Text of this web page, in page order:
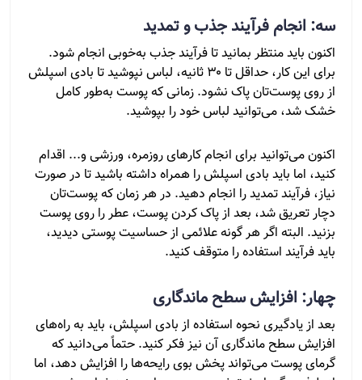
سه: انجام فرآیند جذب و تمدید
اکنون باید منتظر بمانید تا فرآیند جذب به‌خوبی انجام شود.
برای این کار، حداقل تا ۳۰ ثانیه، لباس نپوشید تا بادی اسپلش
از روی پوست‌تان پاک نشود. زمانی که پوست به‌طور کامل
خشک شد، می‌توانید لباس خود را بپوشید.
اکنون می‌توانید برای انجام کارهای روزمره، ورزشی و... اقدام
کنید، اما باید بادی اسپلش را همراه داشته باشید تا در صورت
نیاز، فرآیند تمدید را انجام دهید. در هر زمان که پوست‌تان
دچار تعریق شد، بعد از پاک کردن پوست، عطر را روی پوست
بزنید. البته اگر هر گونه علائمی از حساسیت پوستی دیدید،
باید فرآیند استفاده را متوقف کنید.
چهار: افزایش سطح ماندگاری
بعد از یادگیری نحوه استفاده از بادی اسپلش، باید به راه‌های
افزایش سطح ماندگاری آن نیز فکر کنید. حتماً می‌دانید که
گرمای پوست می‌تواند پخش بوی رایحه‌ها را افزایش دهد، اما